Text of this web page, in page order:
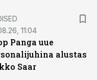
11:04
Panga uue
alustas
Saar